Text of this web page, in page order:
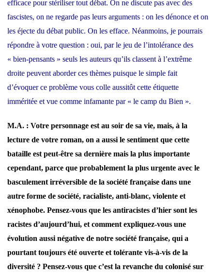
efficace pour stériliser tout débat. On ne discute pas avec des
fascistes, on ne regarde pas leurs arguments : on les dénonce et on
les éjecte du débat public. On les efface. Néanmoins, je pourrais
répondre à votre question : oui, par le jeu de l’intolérance des
« bien-pensants » seuls les auteurs qu’ils classent à l’extrême
droite peuvent aborder ces thèmes puisque le simple fait
d’évoquer ce problème vous colle aussitôt cette étiquette
imméritée et vue comme infamante par « le camp du Bien ».
M.A. : Votre personnage est au soir de sa vie, mais, à la
lecture de votre roman, on a aussi le sentiment que cette
bataille est peut-être sa dernière mais la plus importante
cependant, parce que probablement la plus urgente avec le
basculement irréversible de la société française dans une
autre forme de société, racialiste, anti-blanc, violente et
xénophobe. Pensez-vous que les antiracistes d’hier sont les
racistes d’aujourd’hui, et comment expliquez-vous une
évolution aussi négative de notre société française, qui a
pourtant toujours été ouverte et tolérante vis-à-vis de la
diversité ? Pensez-vous que c’est la revanche du colonisé sur